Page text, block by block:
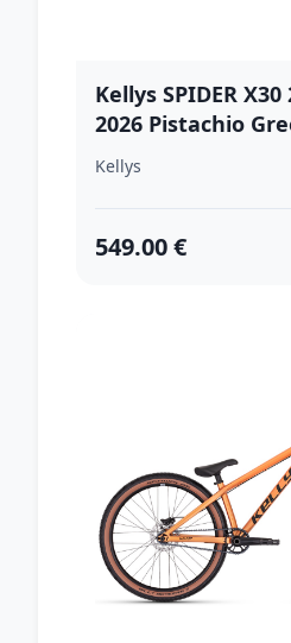
Kellys SPIDER
2026 Pistachio
145-160 cm)
Kellys
549.00 €